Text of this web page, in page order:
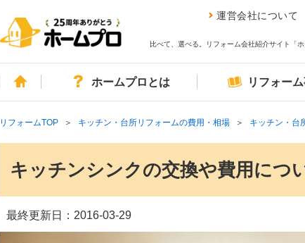
運営会社について
比べて、選べる。リフォーム会社紹介サイト「ホ
ホームホームプロとは リフォーム
リフォームTOP キッチン・台所リフォームの費用・相場 キッチン・台
キッチンシンクの交換や費用につ
最終更新日： 2016-03-29